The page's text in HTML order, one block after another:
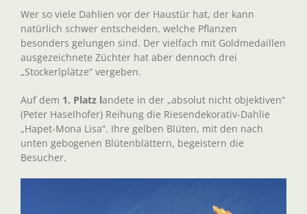
Wer so viele Dahlien vor der Haustür hat, der kann
natürlich schwer entscheiden, welche Pflanzen
besonders gelungen sind. Der vielfach mit Goldmedaillen
ausgezeichnete Züchter hat aber dennoch drei
„Stockerlplätze“ vergeben.
Auf dem 1. Platz landete in der „absolut nicht objektiven“
(Peter Haselhofer) Reihung die Riesendekorativ-Dahlie
„Hapet-Mona Lisa“. Ihre gelben Blüten, mit den nach
unten gebogenen Blütenblättern, begeistern die
Besucher.